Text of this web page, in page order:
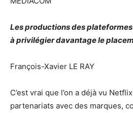
Les productions des
à privilégier davantage le
François-Xavier LE RAY
C’est vrai que l’on a déjà vu
partenariats avec des marques,